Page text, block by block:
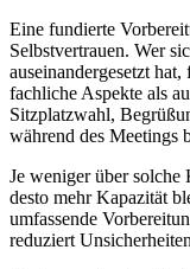
Eine fundierte
Selbstvertrauen. Wer
auseinandergesetzt
fachliche Aspekte als
Sitzplatzwahl,
während des Meetings
Je weniger über solche
desto mehr Kapazität
umfassende
reduziert